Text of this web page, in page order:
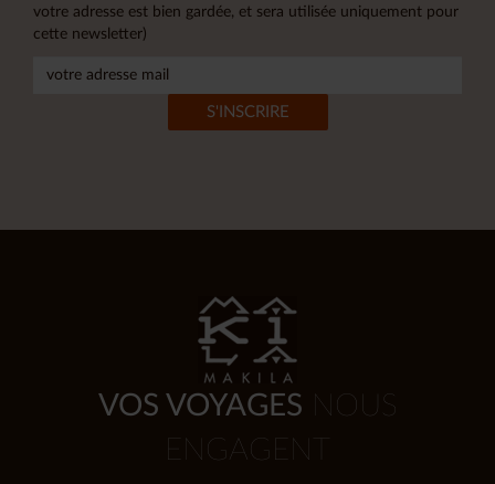
votre adresse est bien gardée, et sera utilisée uniquement pour
cette newsletter)
VOS VOYAGES NOUS
ENGAGENT